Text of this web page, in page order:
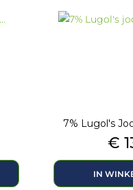
7% Lugol's
€
IN